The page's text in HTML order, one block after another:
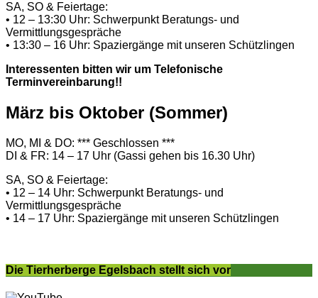
SA, SO & Feiertage:
• 12 – 13:30 Uhr: Schwerpunkt Beratungs- und
Vermittlungsgespräche
• 13:30 – 16 Uhr: Spaziergänge mit unseren Schützlingen
Interessenten bitten wir um Telefonische
Terminvereinbarung!!
März bis Oktober (Sommer)
MO, MI & DO: *** Geschlossen ***
DI & FR: 14 – 17 Uhr (Gassi gehen bis 16.30 Uhr)
SA, SO & Feiertage:
• 12 – 14 Uhr: Schwerpunkt Beratungs- und
Vermittlungsgespräche
• 14 – 17 Uhr: Spaziergänge mit unseren Schützlingen
Die Tierherberge Egelsbach stellt sich vor